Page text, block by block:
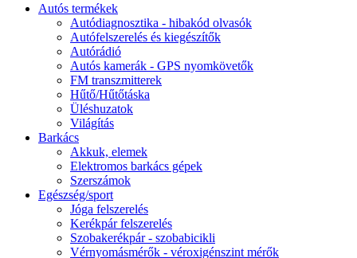
Autós termékek
Autódiagnosztika - hibakód olvasók
Autófelszerelés és kiegészítők
Autórádió
Autós kamerák - GPS nyomkövetők
FM transzmitterek
Hűtő/Hűtőtáska
Üléshuzatok
Világítás
Barkács
Akkuk, elemek
Elektromos barkács gépek
Szerszámok
Egészség/sport
Jóga felszerelés
Kerékpár felszerelés
Szobakerékpár - szobabicikli
Vérnyomásmérők - véroxigénszint mérők